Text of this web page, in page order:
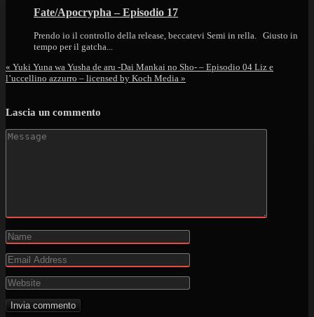
Fate/Apocrypha – Episodio 17
Prendo io il controllo della release, beccatevi Semi in rella. Giusto in
tempo per il gatcha...
« Yuki Yuna wa Yusha de aru -Dai Mankai no Sho- – Episodio 04 Liz e
l’uccellino azzurro – licensed by Koch Media »
Lascia un commento